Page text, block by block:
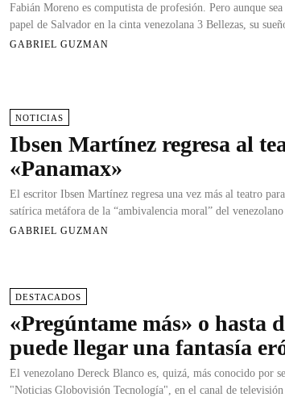
Fabián Moreno es computista de profesión. Pero aunque
papel de Salvador en la cinta venezolana 3 Bellezas, su
GABRIEL GUZMAN
NOTICIAS
Ibsen Martínez regresa al
«Panamax»
El escritor Ibsen Martínez regresa una vez más al teatro
satírica metáfora de la “ambivalencia moral” del
GABRIEL GUZMAN
DESTACADOS
«Pregúntame más» o hasta
puede llegar una fantasía
El venezolano Dereck Blanco es, quizá, más conocido por
"Noticias Globovisión Tecnología", en el canal de